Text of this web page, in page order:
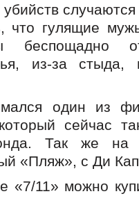
что гулящие
беспощадно
из-за
один из
сейчас
Так же на
«Пляж», с Ди
«7/11» можно